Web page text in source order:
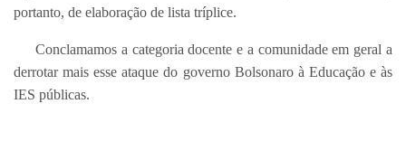
portanto, de elaboração de lista tríplice.
Conclamamos a categoria docente e a comunidade em geral a
derrotar mais esse ataque do governo Bolsonaro à Educação e às
IES públicas.